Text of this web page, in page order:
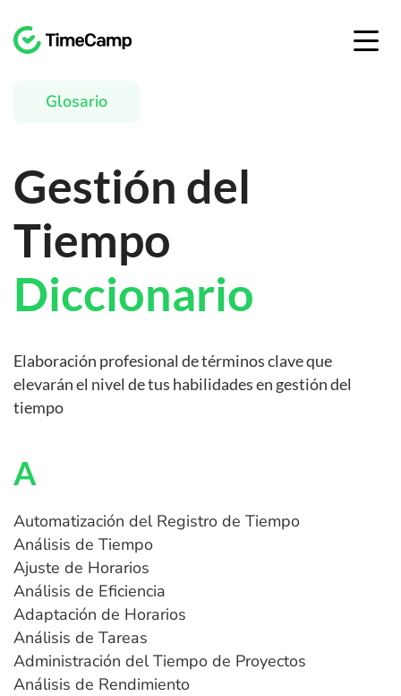
Glosario
Gestión del
Tiempo
Diccionario
Elaboración profesional de términos clave que
elevarán el nivel de tus habilidades en gestión del
tiempo
A
Automatización del Registro de Tiempo
Análisis de Tiempo
Ajuste de Horarios
Análisis de Eficiencia
Adaptación de Horarios
Análisis de Tareas
Administración del Tiempo de Proyectos
Análisis de Rendimiento